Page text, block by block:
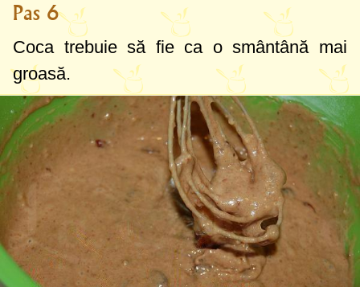
Pas 6
Coca trebuie să fie ca o smântână mai
groasă.